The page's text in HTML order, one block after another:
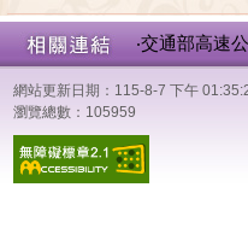
‧交通部高速
網站更新日期：115-8-7 下午
瀏覽總數：105959